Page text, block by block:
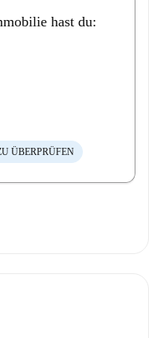
hast du:
ÜBERPRÜFEN